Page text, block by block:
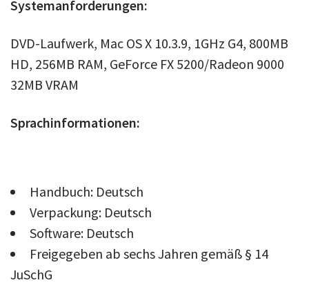
Systemanforderungen:
DVD-Laufwerk, Mac OS X 10.3.9, 1GHz G4, 800MB
HD, 256MB RAM, GeForce FX 5200/Radeon 9000
32MB VRAM
Sprachinformationen:
Handbuch: Deutsch
Verpackung: Deutsch
Software: Deutsch
Freigegeben ab sechs Jahren gemäß § 14
JuSchG